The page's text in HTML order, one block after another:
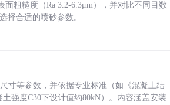
粗糙度（Ra 3.2-6.3μm），并对比不同目数
择合适的喷砂参数。
寸等参数，并依据专业标准（如《混凝土结
强度C30下设计值约80kN）。内容涵盖安装